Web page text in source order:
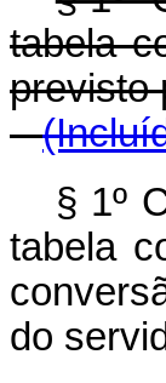
tabela
previsto
§ 1º
tabela
do